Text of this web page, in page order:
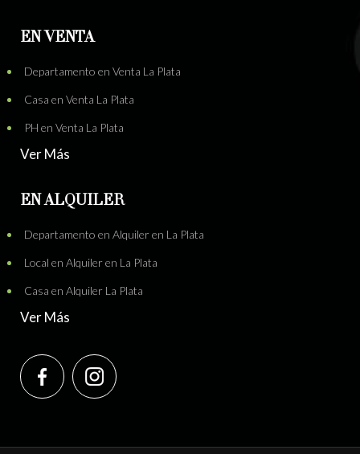
EN VENTA
Departamento en Venta La Plata
Casa en Venta La Plata
PH en Venta La Plata
Ver Más
EN ALQUILER
Departamento en Alquiler en La Plata
Local en Alquiler en La Plata
Casa en Alquiler La Plata
Ver Más